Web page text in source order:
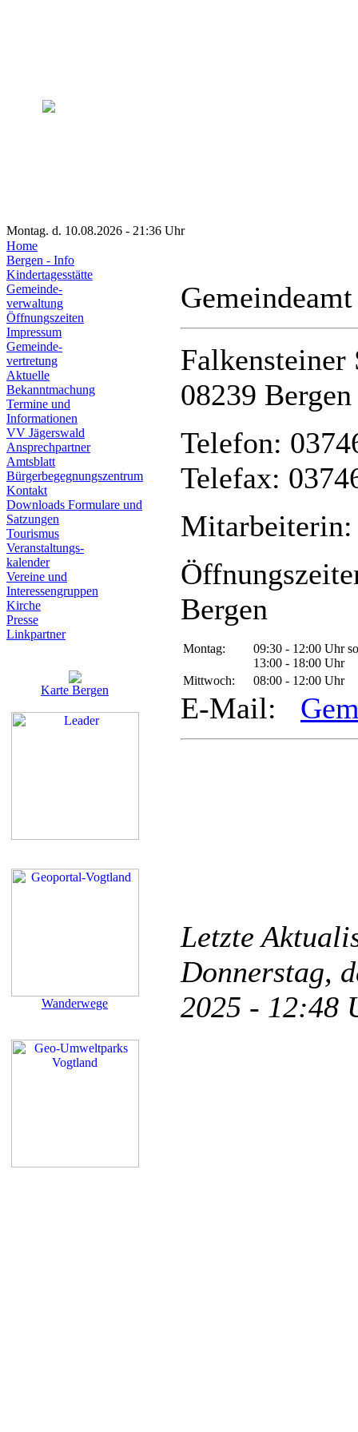
Montag. d. 10.08.2026 - 21:36 Uhr
Home
Bergen - Info
Kindertagesstätte
Gemeinde-
verwaltung
Öffnungszeiten
Impressum
Gemeinde-
vertretung
Aktuelle
Bekanntmachung
Termine und
Informationen
VV Jägerswald
Ansprechpartner
Amtsblatt
Bürgerbegegnungszentrum
Kontakt
Downloads Formulare und
Satzungen
Tourismus
Veranstaltungs-
kalender
Vereine und
Interessen­gruppen
Kirche
Presse
Linkpartner
Karte Bergen
Wanderwege
Falkensteiner
08239 Bergen
Telefon:
Telefax:
Mitarbeiterin:
Bergen
Montag:
09:30 - 12:00 Uhr
13:00 - 18:00 Uhr
Mittwoch:
08:00 - 12:00 Uhr
E-Mail:
Letzte
Donnerstag,
2025 -